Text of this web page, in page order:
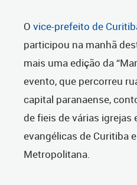
O vice-prefeito de
participou na manhã
mais uma edição da
evento, que percorreu
capital paranaense,
de fieis de várias igrejas
evangélicas de Curitiba
Metropolitana.